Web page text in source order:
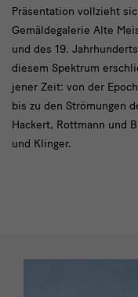
Präsentation vollzieht
Gemäldegalerie Alte
und des 19.
diesem Spektrum
jener Zeit: von der
bis zu den Strömungen
Hackert, Rottmann und
und Klinger.